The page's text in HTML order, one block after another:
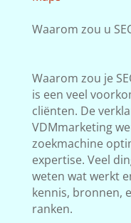
Waarom zou u
Waarom zou je
is een veel
cliënten. De
VDMmarketing
zoekmachine
expertise. Veel
weten wat werkt
kennis, bronnen,
ranken.